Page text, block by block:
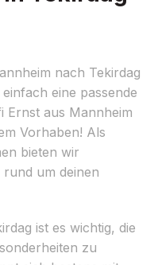
nach Tekirdag
eine passende
Ernst aus Mannheim
Vorhaben! Als
bieten wir
um deinen
ist es wichtig, die
zu